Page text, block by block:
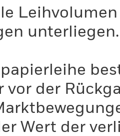
unterliegen.
vor der
Wert der